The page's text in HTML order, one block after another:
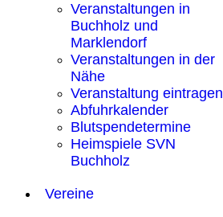
Veranstaltungen in
Buchholz und
Marklendorf
Veranstaltungen in der
Nähe
Veranstaltung eintragen
Abfuhrkalender
Blutspendetermine
Heimspiele SVN
Buchholz
Vereine